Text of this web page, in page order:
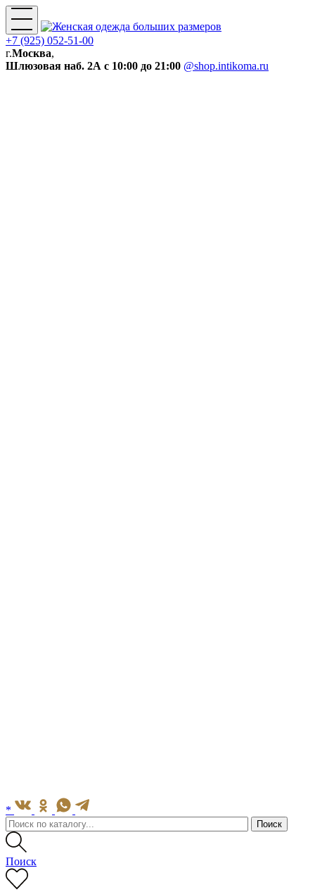
+7 (925) 052-51-00
г.Москва,
Шлюзовая наб. 2А с 10:00 до 21:00 @shop.intikoma.ru
*
Поиск